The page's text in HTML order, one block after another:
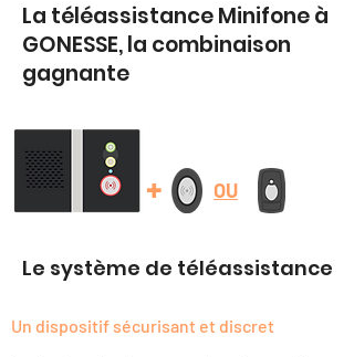
La téléassistance Minifone à
GONESSE, la combinaison
gagnante
+ OU
Le système de téléassistance
Un dispositif sécurisant et discret